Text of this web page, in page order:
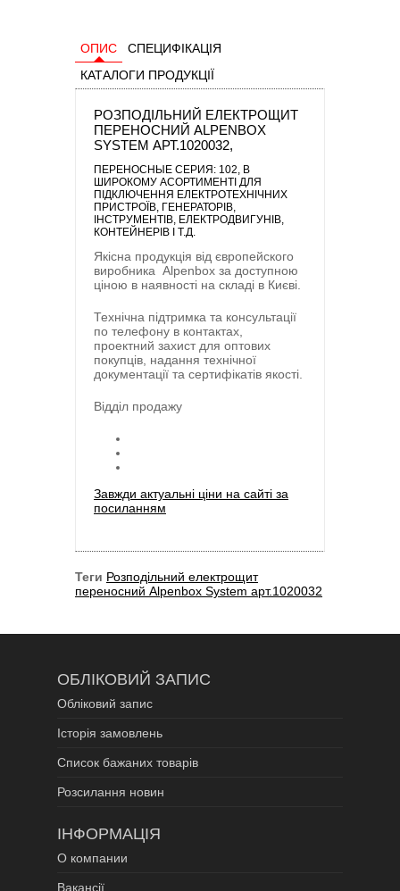
ОПИС
СПЕЦИФІКАЦІЯ
КАТАЛОГИ ПРОДУКЦІЇ
РОЗПОДІЛЬНИЙ ЕЛЕКТРОЩИТ
ПЕРЕНОСНИЙ ALPENBOX
SYSTEM АРТ.1020032,
ПЕРЕНОСНЫЕ CЕРИЯ: 102, В
ШИРОКОМУ АСОРТИМЕНТІ ДЛЯ
ПІДКЛЮЧЕННЯ ЕЛЕКТРОТЕХНІЧНИХ
ПРИСТРОЇВ, ГЕНЕРАТОРІВ,
ІНСТРУМЕНТІВ, ЕЛЕКТРОДВИГУНІВ,
КОНТЕЙНЕРІВ І Т.Д.
Якісна продукція від європейского
виробника Alpenbox за доступною
ціною в наявності на складі в Києві.
Технічна підтримка та консультації
по телефону в контактах,
проектний захист для оптових
покупців, надання технічної
документації та сертифікатів якості.
Відділ продажу
Завжди актуальні ціни на сайті за
посиланням
Теги Розподільний електрощит
переносний Alpenbox System арт.1020032
ОБЛІКОВИЙ ЗАПИС
Обліковий запис
Історія замовлень
Список бажаних товарів
Розсилання новин
ІНФОРМАЦІЯ
О компании
Вакансії